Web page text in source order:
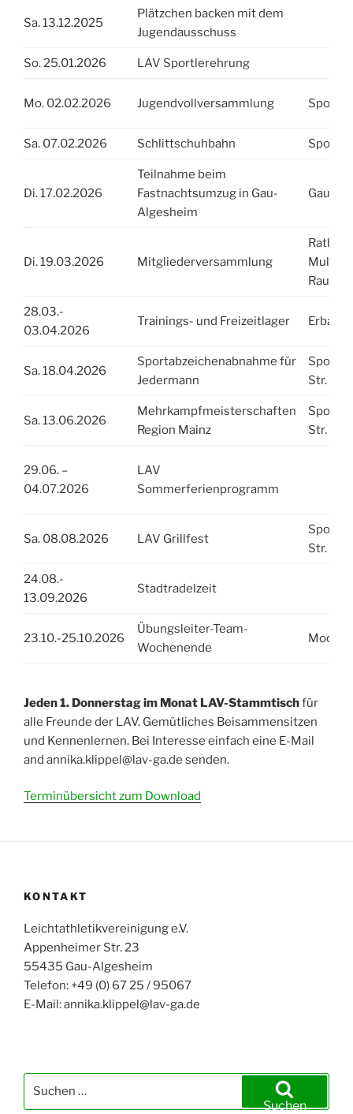
Sa. 13.12.2025
Plätzchen backen mit dem
Jugendausschuss
So. 25.01.2026 LAV Sportlerehrung
Mo. 02.02.2026 Jugendvollversammlung
Sa. 07.02.2026 Schlittschuhbahn
Di. 17.02.2026
Teilnahme beim
Fastnachtsumzug in Gau-
Algesheim
Gau-
Di. 19.03.2026 Mitgliederversammlung
Raum
28.03.-
03.04.2026
Trainings- und Freizeitlager Erbach
Sa. 18.04.2026
Sportabzeichenabnahme für
Jedermann
Str.
Sa. 13.06.2026
Mehrkampfmeisterschaften
Region Mainz
Str.
29.06. –
04.07.2026
LAV
Sommerferienprogramm
Sa. 08.08.2026 LAV Grillfest
Str.
24.08.-
13.09.2026
Stadtradelzeit
23.10.-25.10.2026
Übungsleiter-Team-
Wochenende
Jeden 1. Donnerstag im Monat LAV-Stammtischfür
alle Freunde der LAV. Gemütliches Beisammensitzen
und Kennenlernen. Bei Interesse einfach eine E-Mail
and annika.klippel@lav-ga.de senden.
Terminübersicht zum Download
KONTAKT
Leichtathletikvereinigung e.V.
Appenheimer Str. 23
55435 Gau-Algesheim
Telefon: +49 (0) 67 25 / 95067
E-Mail: annika.klippel@lav-ga.de
nach:
Suchen